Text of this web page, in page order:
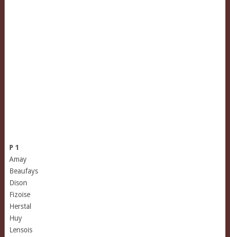
P 1
Amay
Beaufays
Dison
Fizoise
Herstal
Huy
Lensois